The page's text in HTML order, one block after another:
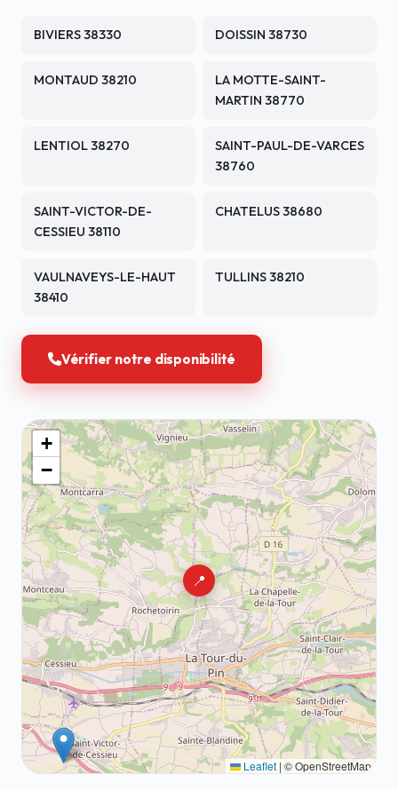
BIVIERS 38330 DOISSIN 38730
MONTAUD 38210
LA MOTTE-SAINT-
MARTIN 38770
LENTIOL 38270
SAINT-PAUL-DE-VARCES
38760
SAINT-VICTOR-DE-
CESSIEU 38110
CHATELUS 38680
VAULNAVEYS-LE-HAUT
38410
TULLINS 38210
Vérifier notre disponibilité
📍
+
−
Leaflet | © OpenStreetMap